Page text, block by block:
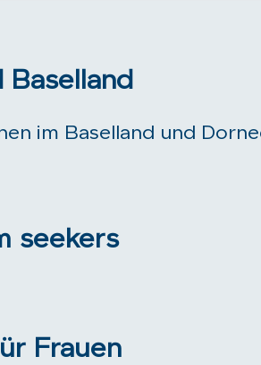
im Baselland und
seekers
Frauen